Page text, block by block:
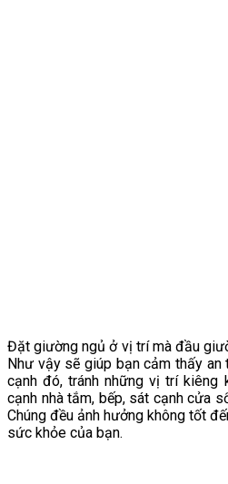
Đặt giường ngủ ở vị trí mà đầu
Như vậy sẽ giúp bạn cảm thấy an
cạnh đó, tránh những vị trí kiêng
cạnh nhà tắm, bếp, sát cạnh cửa
Chúng đều ảnh hưởng không tốt
sức khỏe của bạn.